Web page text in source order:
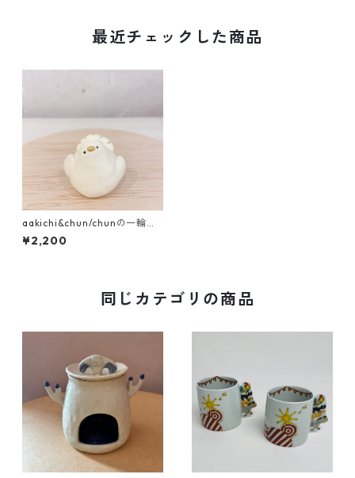
最近チェックした商品
aakichi&chun/chunの一輪挿
し ｸｼﾞｬｸﾊﾞﾄ
¥2,200
同じカテゴリの商品